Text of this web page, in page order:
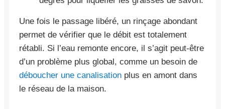
Une fois le passage libéré, un rinçage abondant
permet de vérifier que le débit est totalement
rétabli. Si l’eau remonte encore, il s’agit peut-être
d’un problème plus global, comme un besoin de
déboucher une canalisation plus en amont dans
le réseau de la maison.